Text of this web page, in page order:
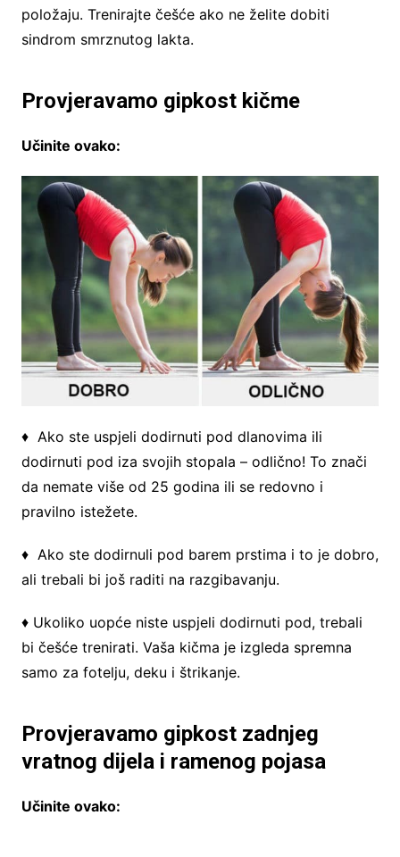
položaju. Trenirajte češće ako ne želite dobiti
sindrom smrznutog lakta.
Provjeravamo gipkost kičme
Učinite ovako:
♦ Ako ste uspjeli dodirnuti pod dlanovima ili
dodirnuti pod iza svojih stopala – odlično! To znači
da nemate više od 25 godina ili se redovno i
pravilno istežete.
♦ Ako ste dodirnuli pod barem prstima i to je dobro,
ali trebali bi još raditi na razgibavanju.
♦ Ukoliko uopće niste uspjeli dodirnuti pod, trebali
bi češće trenirati. Vaša kičma je izgleda spremna
samo za fotelju, deku i štrikanje.
Provjeravamo gipkost zadnjeg
vratnog dijela i ramenog pojasa
Učinite ovako: